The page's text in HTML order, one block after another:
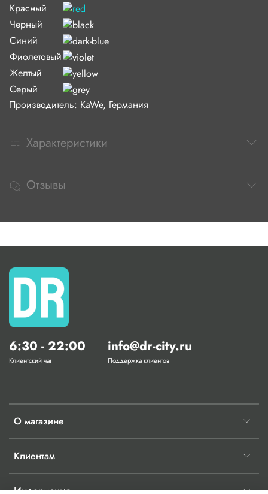
Красный
Черный
Синий
Фиолетовый
Желтый
Серый
Производитель: KaWe, Германия
Характеристики
Отзывы
О магазине
Клиентам
Информация
6:30 - 22:00
Клиентский чат
info@dr-city.ru
Поддержка клиентов